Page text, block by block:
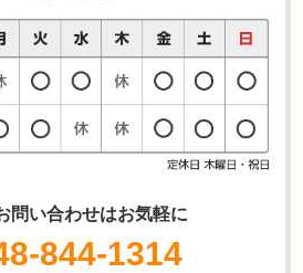
問い合わせはお気軽に
844-1314